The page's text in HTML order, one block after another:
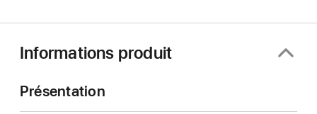
Informations produit
Présentation